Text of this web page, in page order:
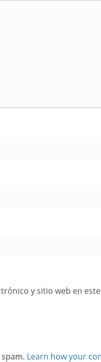
y sitio web en
Learn how your